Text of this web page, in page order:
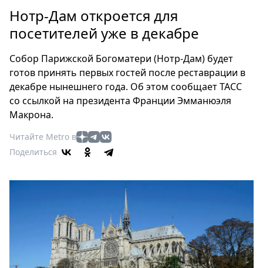
Россия
Мир
Еда
Туризм
Мода
Кино
Афиша
Выставки
релизы
О
Metro
Стримы
Нотр-Дам откроется для
посетителей уже в декабре
Собор Парижской Богоматери (Нотр-Дам) будет
готов принять первых гостей после реставрации в
декабре нынешнего года. Об этом сообщает ТАСС
со ссылкой на президента Франции Эмманюэля
Макрона.
Читайте Metro в
Поделиться